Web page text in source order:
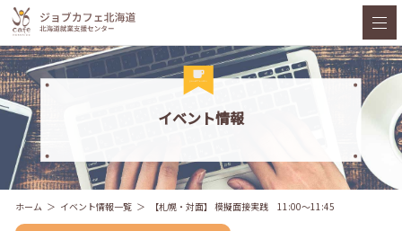
イベント情報
ホーム イベント情報一覧 【札幌・対面】 模擬面接実践 11:00～11:45